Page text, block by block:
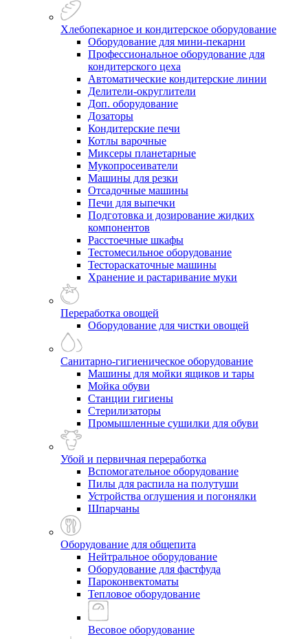
Хлебопекарное и кондитерское оборудование
Оборудование для мини-пекарни
Профессиональное оборудование для
кондитерского цеха
Автоматические кондитерские линии
Делители-округлители
Доп. оборудование
Дозаторы
Кондитерские печи
Котлы варочные
Миксеры планетарные
Мукопросеиватели
Машины для резки
Отсадочные машины
Печи для выпечки
Подготовка и дозирование жидких
компонентов
Расстоечные шкафы
Тестомесильное оборудование
Тестораскаточные машины
Хранение и растаривание муки
Переработка овощей
Оборудование для чистки овощей
Санитарно-гигиеническое оборудование
Машины для мойки ящиков и тары
Мойка обуви
Станции гигиены
Стерилизаторы
Промышленные сушилки для обуви
Убой и первичная переработка
Вспомогательное оборудование
Пилы для распила на полутуши
Устройства оглушения и погонялки
Шпарчаны
Оборудование для общепита
Нейтральное оборудование
Оборудование для фастфуда
Пароконвектоматы
Тепловое оборудование
Весовое оборудование